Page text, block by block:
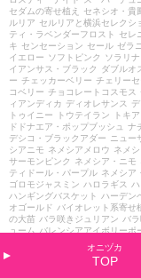
セダムの寄せ植え
セネシオ・貴
ルリア セルリアと横浜セレクシ
ティ・ラベンダーフロスト
セレ
キ センセーション セール ゼラ
イエロー ソフトピンク ソラリナ
イアンサス・ブラック
ダブルオ
ー チェッカーベリー チェリーセ
コベリー チョコレートコスモス
ィアンディカ ディオレサンス
トゥイニー
トウテイラン トキ
ドドナエア・ポップブッシュ
ナ
デシコ・ブラックアダー
ニュー
シアニモ ネメシアメロウ ネメ
サーモンピンク
ネメシア・ニモ
ティドール・パープル ネメシア
ゴロモジャスミン ハロラギス
ハンギングバスケット
ハーデン
オゴールド バイオレット系寄せ
の大苗 バラ咲きジュリアン バ
ューム バレンシアアイボリーポ
パティオガ
ニカム・プルプレア ヒペリカム
ビオラ
オニヅカ
TOP